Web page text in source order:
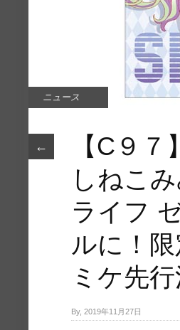
ニュース
←
【C９
しねこ
ライフ
ルに！
ミケ先行
By, 2019年11月27日